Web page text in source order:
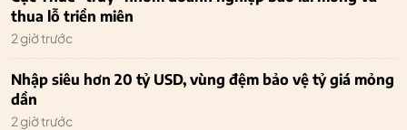
thua lỗ triền miên
2 giờ trước
Nhập siêu hơn 20 tỷ USD, vùng đệm bảo vệ tỷ giá mỏng
dần
2 giờ trước